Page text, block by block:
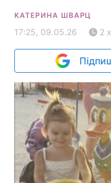
КАТЕРИНА ШВАРЦ
17:25, 09.05.26 2